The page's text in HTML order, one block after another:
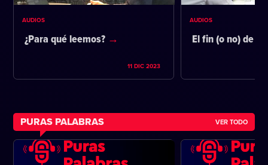
AUDIOS
¿Para qué leemos?
11 DIC 2023
AUDIOS
El fin (o no) de
PURAS PALABRAS VER TODO